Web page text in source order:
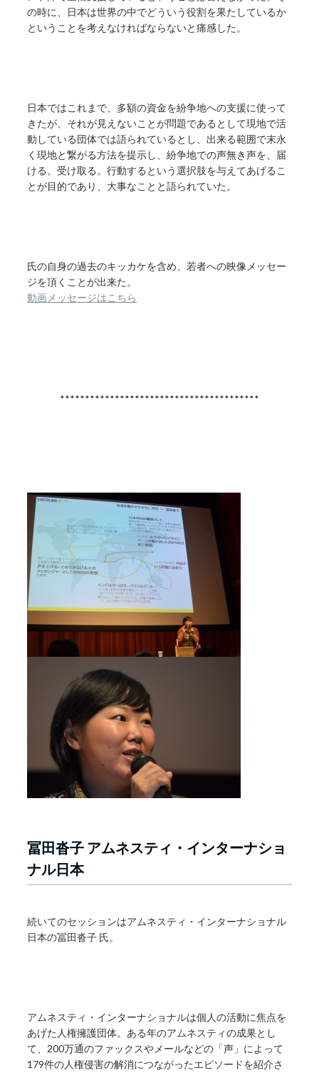
の時に、日本は世界の中でどういう役割を果たしているか
ということを考えなければならないと痛感した。
日本ではこれまで、多額の資金を紛争地への支援に使って
きたが、それが見えないことが問題であるとして現地で活
動している団体では語られているとし、出来る範囲で末永
く現地と繋がる方法を提示し、紛争地での声無き声を、届
ける。受け取る。行動するという選択肢を与えてあげるこ
とが目的であり、大事なことと語られていた。
氏の自身の過去のキッカケを含め、若者への映像メッセー
ジを頂くことが出来た。
動画メッセージはこちら
****************************************
冨田沓子 アムネスティ・インターナショ
ナル日本
続いてのセッションはアムネスティ・インターナショナル
日本の冨田沓子 氏。
アムネスティ・インターナショナルは個人の活動に焦点を
あげた人権擁護団体。ある年のアムネスティの成果とし
て、200万通のファックスやメールなどの「声」によって
179件の人権侵害の解消につながったエピソードを紹介さ